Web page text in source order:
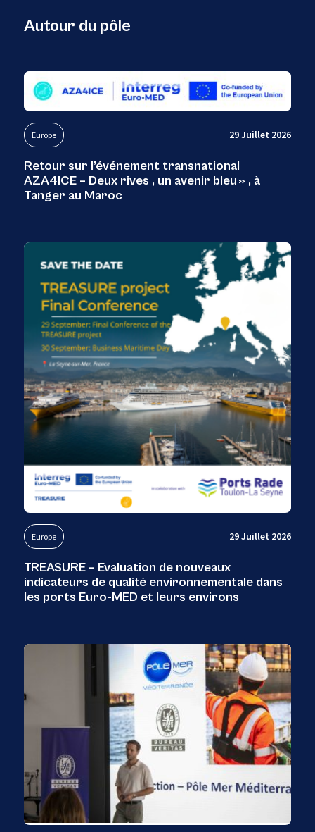
Autour du pôle
Europe 29 Juillet 2026
Retour sur l’événement transnational
AZA4ICE – Deux rives , un avenir bleu » , à
Tanger au Maroc
Europe 29 Juillet 2026
TREASURE – Evaluation de nouveaux
indicateurs de qualité environnementale dans
les ports Euro-MED et leurs environs